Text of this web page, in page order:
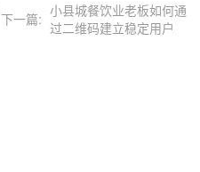
下一篇: 小县城餐饮业老板如何通
过二维码建立稳定用户